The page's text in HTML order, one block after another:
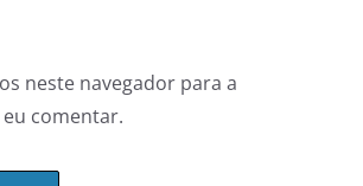
neste navegador para a
comentar.